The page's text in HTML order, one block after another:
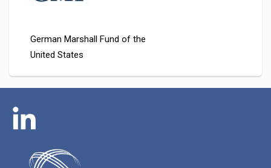
German Marshall Fund of the
United States